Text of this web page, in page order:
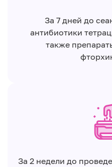
За 7 дней до
антибиотики
также
За 2 недели до